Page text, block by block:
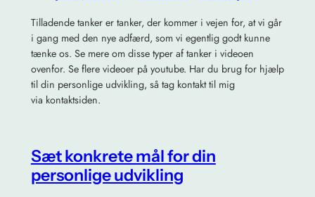
Tilladende tanker er tanker, der kommer i vejen for, at vi går
i gang med den nye adfærd, som vi egentlig godt kunne
tænke os. Se mere om disse typer af tanker i videoen
ovenfor. Se flere videoer på youtube. Har du brug for hjælp
til din personlige udvikling, så tag kontakt til mig
via kontaktsiden.
Sæt konkrete mål for din
personlige udvikling